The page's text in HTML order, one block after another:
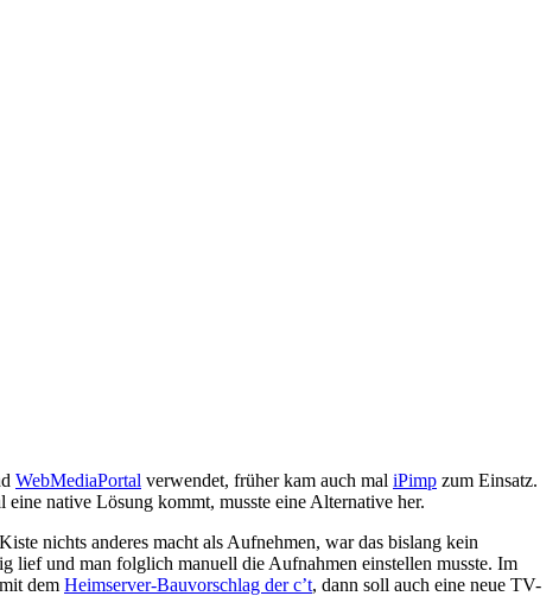
WebMediaPortal verwendet, früher kam auch mal iPimp zum Einsatz.
native Lösung kommt, musste eine Alternative her.
nichts anderes macht als Aufnehmen, war das bislang kein
lief und man folglich manuell die Aufnahmen einstellen musste. Im
dem Heimserver-Bauvorschlag der c’t, dann soll auch eine neue TV-